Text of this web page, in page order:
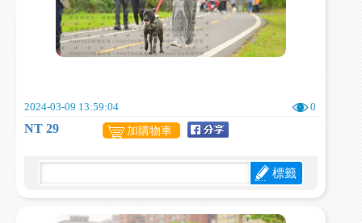
2024-03-09 13:59:04 0
NT 29 加購物車
標籤